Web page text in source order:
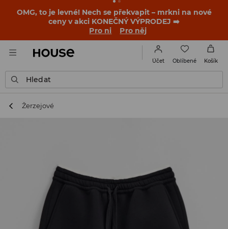
OMG, to je levné! Nech se překvapit – mrkni na nové
ceny v akci KONEČNÝ VÝPRODEJ ➡️
Pro ni
Pro něj
Účet Oblíbené Košík
Hledat
Žerzejové